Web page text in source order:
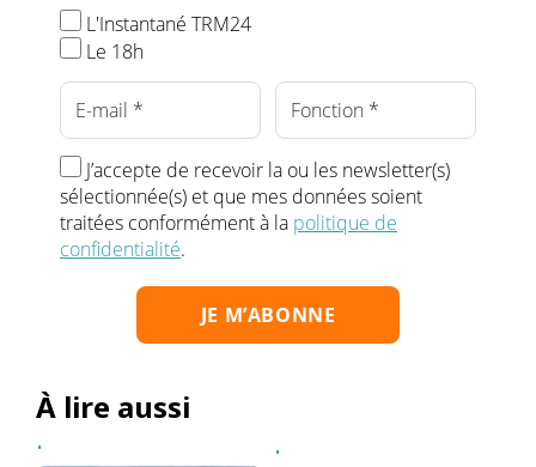
L'Instantané TRM24
Le 18h
J’accepte de recevoir la ou les newsletter(s)
sélectionnée(s) et que mes données soient
traitées conformément à la politique de
confidentialité.
À lire aussi